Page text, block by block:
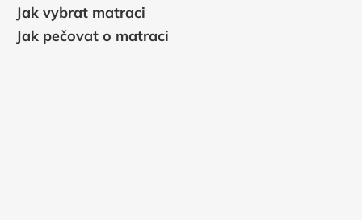
Jak vybrat matraci
Jak pečovat o matraci